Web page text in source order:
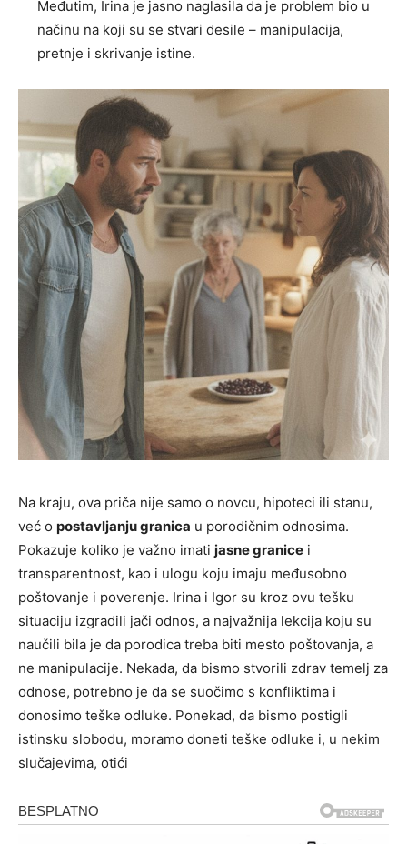
Međutim, Irina je jasno naglasila da je problem bio u
načinu na koji su se stvari desile – manipulacija,
pretnje i skrivanje istine.
Na kraju, ova priča nije samo o novcu, hipoteci ili stanu,
već o postavljanju granica u porodičnim odnosima.
Pokazuje koliko je važno imati jasne granice i
transparentnost, kao i ulogu koju imaju međusobno
poštovanje i poverenje. Irina i Igor su kroz ovu tešku
situaciju izgradili jači odnos, a najvažnija lekcija koju su
naučili bila je da porodica treba biti mesto poštovanja, a
ne manipulacije. Nekada, da bismo stvorili zdrav temelj za
odnose, potrebno je da se suočimo s konfliktima i
donosimo teške odluke. Ponekad, da bismo postigli
istinsku slobodu, moramo doneti teške odluke i, u nekim
slučajevima, otići